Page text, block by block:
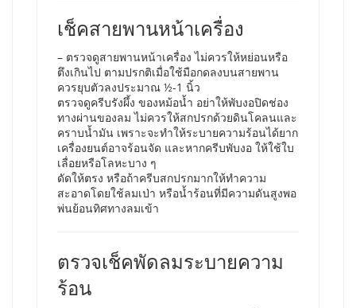
เช็คสายพานหน้าเครื่อง
– ตรวจดูสายพานหน้าเครื่อง ไม่ควรให้หย่อนหรือ
ตึงเกินไป ตามปรกติเมื่อใช้มือกดลงบนสายพาน
ควรยุบตัวลงประมาณ ½-1 นิ้ว
ตรวจดูครีบรังผึ้ง ของหม้อน้ำ อย่าให้พับงอปิดช่อง
ทางผ่านของลม ไม่ควรให้สกปรกด้วยดินโคลนและ
คราบน้ำมัน เพราะจะทำให้ระบายความร้อนได้ยาก
เครื่องยนต์อาจร้อนจัด และหากครีบพับงอ ให้ใช้ใบ
เลื่อยหรือโลหะบาง ๆ
ดัดให้ตรง หรือถ้าครีบสกปรกมากให้ทำความ
สะอาดโดยใช้ลมเป่า หรือน้ำร้อนที่มีความดันสูงพอ
พ่นย้อนทิศทางลมเข้า
ตรวจเช็คพัดลมระบายความ
ร้อน